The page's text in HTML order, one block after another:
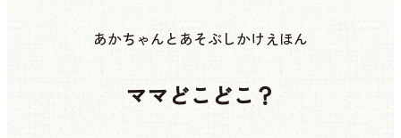
あかちゃんとあそぶしかけえほん
ママどこどこ？